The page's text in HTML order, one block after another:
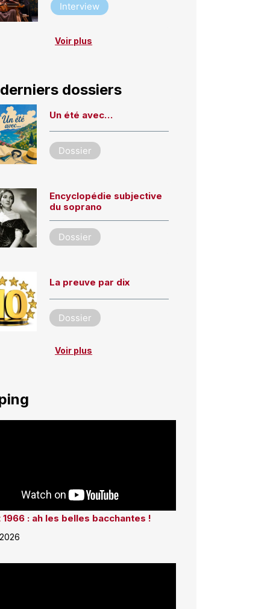
Interview
Voir plus
dossiers
Un été avec…
Dossier
Encyclopédie subjective
du soprano
Dossier
La preuve par dix
Dossier
Voir plus
1966 : ah les belles bacchantes !